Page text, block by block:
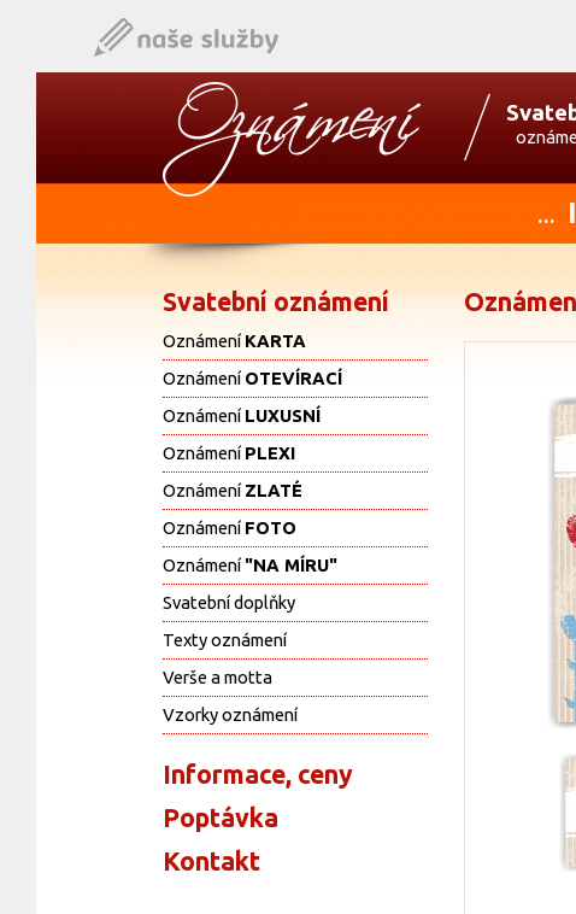
...
Svatební oznámení
Oznámení KARTA
Oznámení OTEVÍRACÍ
Oznámení LUXUSNÍ
Oznámení PLEXI
Oznámení ZLATÉ
Oznámení FOTO
Oznámení "NA MÍRU"
Svatební doplňky
Texty oznámení
Verše a motta
Vzorky oznámení
Informace, ceny
Poptávka
Kontakt